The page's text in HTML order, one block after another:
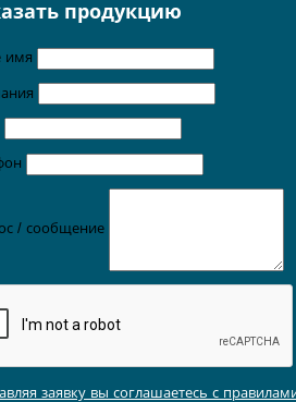
продукцию
имя
/ сообщение
заявку вы соглашаетесь с